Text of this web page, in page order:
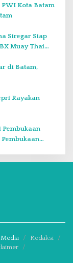
PWI Kota Batam
Siregar Siap
Muay Thai
di Batam,
Rayakan
Pembukaan
Pembukaan
Redaksi